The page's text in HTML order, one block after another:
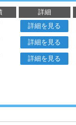
詳細
詳細を見る
詳細を見る
詳細を見る